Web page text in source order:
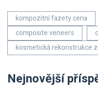
kompozitní fazety cena
composite veneers
kosmetická rekonstrukce
Nejnovější